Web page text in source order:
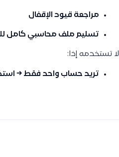
مراجعة قيود الإقفال
تسليم ملف محاسبي كامل
لا تستخدمه إذا:
تريد حساب واحد فقط →